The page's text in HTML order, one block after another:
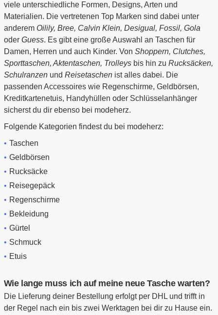
viele unterschiedliche Formen, Designs, Arten und
Materialien. Die vertretenen Top Marken sind dabei unter
anderem Oilily, Bree, Calvin Klein, Desigual, Fossil, Gola
oder Guess. Es gibt eine große Auswahl an Taschen für
Damen, Herren und auch Kinder. Von Shoppern, Clutches,
Sporttaschen, Aktentaschen, Trolleysbis hin zu Rucksäcken,
Schulranzenund Reisetaschenist alles dabei. Die
passenden Accessoires wie Regenschirme, Geldbörsen,
Kreditkartenetuis, Handyhüllen oder Schlüsselanhänger
sicherst du dir ebenso bei modeherz.
Folgende Kategorien findest du bei modeherz:
Taschen
Geldbörsen
Rucksäcke
Reisegepäck
Regenschirme
Bekleidung
Gürtel
Schmuck
Etuis
Wie lange muss ich auf meine neue Tasche warten?
Die Lieferung deiner Bestellung erfolgt per DHL und trifft in
der Regel nach ein bis zwei Werktagen bei dir zu Hause ein.